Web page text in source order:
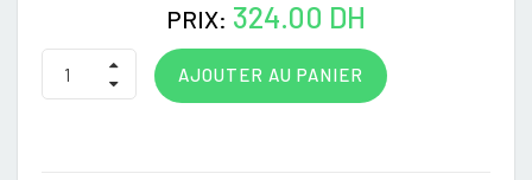
PRIX: 324.00 DH
AJOUTER AU PANIER